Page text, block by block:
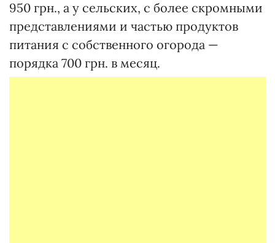
950 грн., а у сельских, с более скромными
представлениями и частью продуктов
питания с собственного огорода —
порядка 700 грн. в месяц.